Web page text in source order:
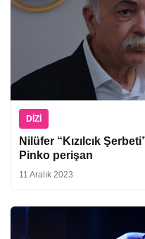
DIZI
Nilüfer “Kızılcık
Pinko perişan
11 Aralık 2023